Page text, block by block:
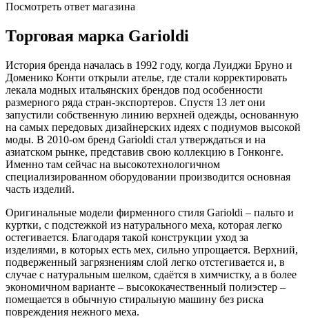
Посмотреть ответ магазина
Торговая марка Garioldi
История бренда началась в 1992 году, когда Луиджи Бруно и
Доменико Конти открыли ателье, где стали корректировать
лекала модных итальянских брендов под особенности
размерного ряда стран-экспортеров. Спустя 13 лет они
запустили собственную линию верхней одежды, основанную
на самых передовых дизайнерских идеях с подиумов высокой
моды. В 2010-ом бренд Garioldi стал утверждаться и на
азиатском рынке, представив свою коллекцию в Гонконге.
Именно там сейчас на высокотехнологичном
специализированном оборудовании производится основная
часть изделий.
Оригинальные модели фирменного стиля Garioldi – пальто и
куртки, c подстежкой из натурального меха, которая легко
остегивается. Благодаря такой конструкции уход за
изделиями, в которых есть мех, сильно упрощается. Верхний,
подверженный загрязнениям слой легко отстегивается и, в
случае с натуральным шелком, сдаётся в химчистку, а в более
экономичном варианте – высококачественный полиэстер –
помещается в обычную стиральную машину без риска
повреждения нежного меха.